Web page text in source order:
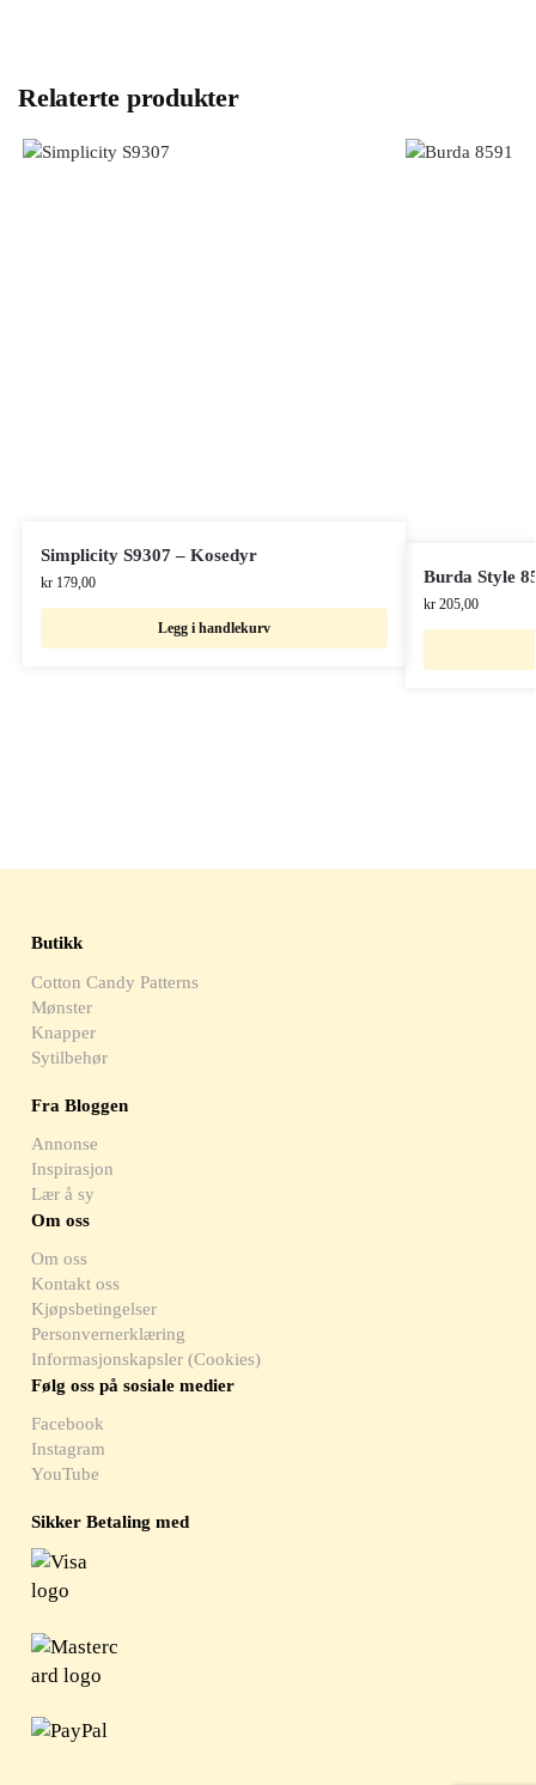
Relaterte produkter
Simplicity S9307 – Kosedyr
kr179,00
Legg i handlekurv
Burda Style
kr205,00
Butikk
Cotton Candy Patterns
Mønster
Knapper
Sytilbehør
Fra Bloggen
Annonse
Inspirasjon
Lær å sy
Om oss
Om oss
Kontakt oss
Kjøpsbetingelser
Personvernerklæring
Informasjonskapsler (Cookies)
Følg oss på sosiale medier
Facebook
Instagram
YouTube
Sikker Betaling med